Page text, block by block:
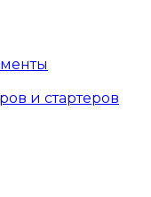
и стартеров